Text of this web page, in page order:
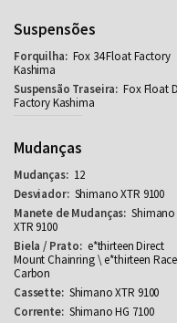
Suspensões
Fox 34 Float Factory
Kashima
Fox Float
Factory Kashima
Mudanças
12
Shimano XTR 9100
Shimano
XTR 9100
e*thirteen Direct
Mount Chainring \ e*thirteen Race
Carbon
Shimano XTR 9100
Shimano HG 7100